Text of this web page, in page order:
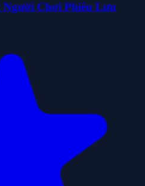
Người Chơi Phiêu Lưu